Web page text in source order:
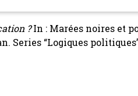
?In : Marées noires et
Series “Logiques